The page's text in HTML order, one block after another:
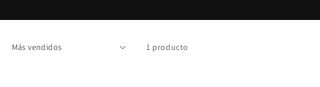
1 producto